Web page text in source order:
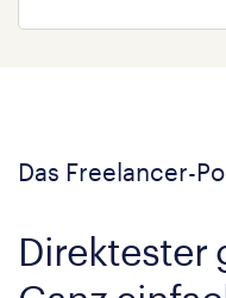
Das Freelancer-
Direktester